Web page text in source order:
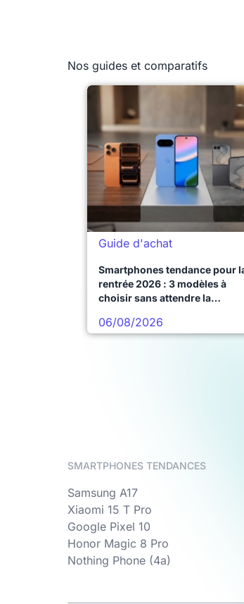
Nos guides et comparatifs
Guide d'achat
Smartphones tendance pour
rentrée 2026 : 3 modèles à
choisir sans attendre la
06/08/2026
SMARTPHONES TENDANCES
Samsung A17
Xiaomi 15 T Pro
Google Pixel 10
Honor Magic 8 Pro
Nothing Phone (4a)